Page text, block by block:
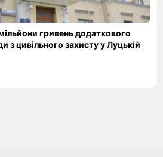
гривень додаткового
з цивільного захисту у Луцькій